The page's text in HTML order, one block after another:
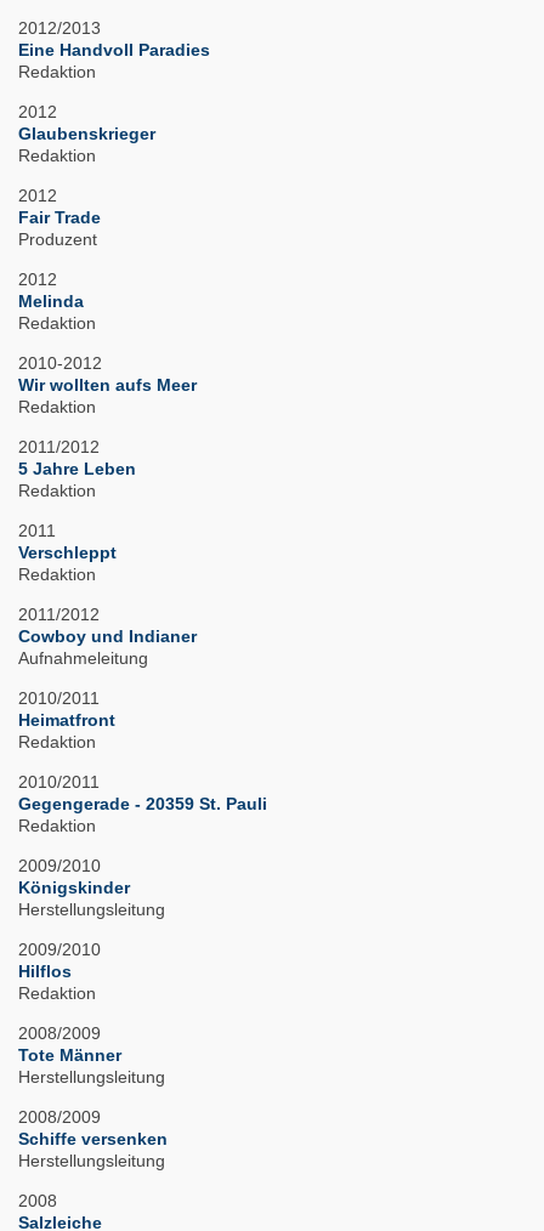
2012/2013
Eine Handvoll Paradies
Redaktion
2012
Glaubenskrieger
Redaktion
2012
Fair Trade
Produzent
2012
Melinda
Redaktion
2010-2012
Wir wollten aufs Meer
Redaktion
2011/2012
5 Jahre Leben
Redaktion
2011
Verschleppt
Redaktion
2011/2012
Cowboy und Indianer
Aufnahmeleitung
2010/2011
Heimatfront
Redaktion
2010/2011
Gegengerade - 20359 St. Pauli
Redaktion
2009/2010
Königskinder
Herstellungsleitung
2009/2010
Hilflos
Redaktion
2008/2009
Tote Männer
Herstellungsleitung
2008/2009
Schiffe versenken
Herstellungsleitung
2008
Salzleiche